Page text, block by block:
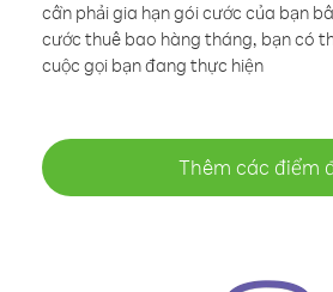
cần phải gia hạn gói cước của bạn
cước thuê bao hàng tháng, bạn có
cuộc gọi bạn đang thực hiện
Thêm các điểm